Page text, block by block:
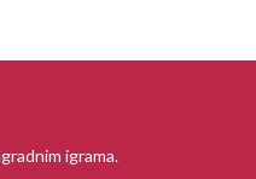
igrama.